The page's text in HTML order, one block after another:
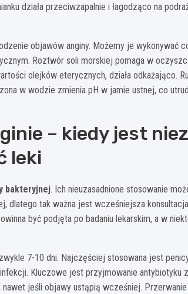
działa przeciwzapalnie i łagodząco na
objawów anginy. Możemy je wykonywać
Roztwór soli morskiej pomaga w
olejków eterycznych, działa odkażająco.
w wodzie zmienia pH w jamie ustnej, co
– kiedy jest
leki
bakteryjnej. Ich nieuzasadnione stosowanie
dlatego tak ważna jest wcześniejsza
być podjęta po badaniu lekarskim, a w
7-10 dni. Najczęściej stosowana jest
Kluczowe jest przyjmowanie antybiotyku
jeśli objawy ustąpią wcześniej.